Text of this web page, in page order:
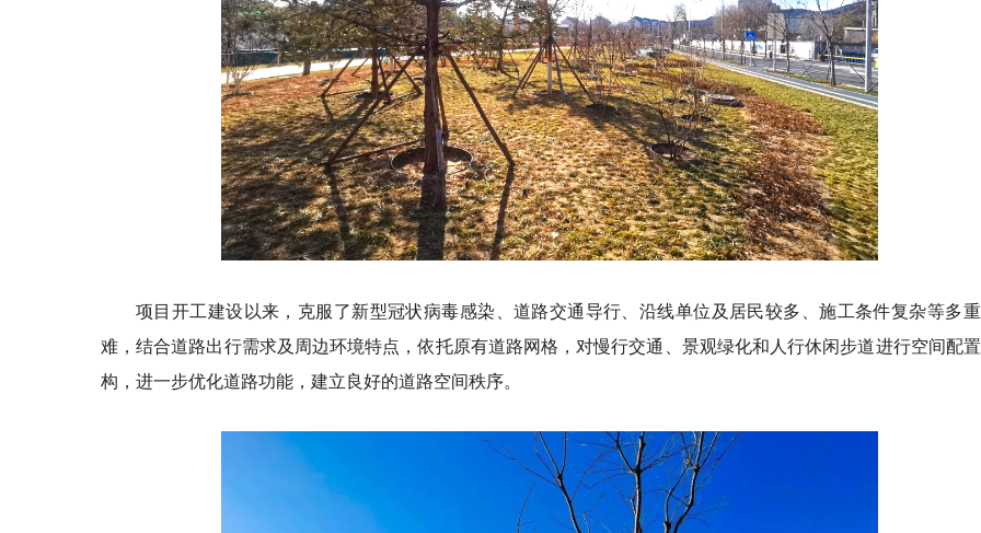
项目开工建设以来，克服了新型冠状病毒感染、道路交通导行、沿线单位及居民较多、施工条件复杂等多
难，结合道路出行需求及周边环境特点，依托原有道路网格，对慢行交通、景观绿化和人行休闲步道进行空间配
构，进一步优化道路功能，建立良好的道路空间秩序。